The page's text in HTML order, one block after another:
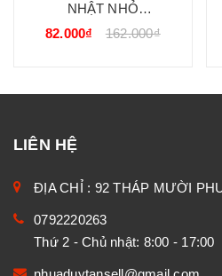
NHẬT NHỎ
(50CMX70CM) DUY TÂN
82.000₫ 162.000₫
LIÊN HỆ
ĐỊA CHỈ : 92 THÁP MƯỜI
0792220263
Thứ 2 - Chủ nhật: 8:00 - 17:00